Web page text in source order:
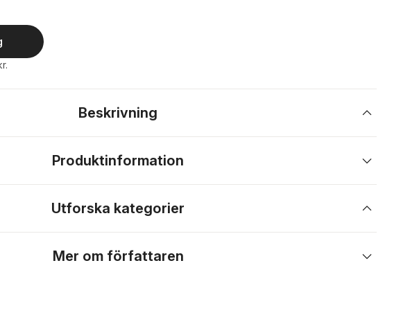
Beskrivning
Produktinformation
Utforska kategorier
Mer om författaren